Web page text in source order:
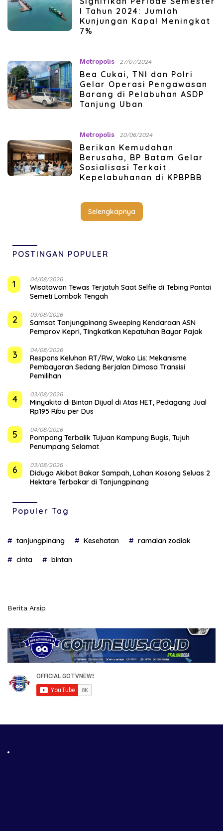
I Tahun 2024: Jumlah
Kunjungan Kapal Meningkat
7%
Metropolis 27/07/2024
Bea Cukai, TNI dan Polri
Gelar Operasi Pengawasan
Barang di Pelabuhan ASDP
Tanjung Uban
Metropolis 20/06/2024
Berikan Kemudahan
Berusaha, BP Batam Gelar
Sosialisasi Terkait
Kepelabuhanan di KPBPBB
Selengkapnya
POSTINGAN POPULER
1 04/08/2026
Wisatawan Tewas Terjatuh Saat Selfie di Tebing Pantai
Semeti Lombok Tengah
2 03/08/2026
Samsat Tanjungpinang Sweeping Kendaraan ASN
Pemprov Kepri, Tingkatkan Kepatuhan Bayar Pajak
3 04/08/2026
‎Respons Keluhan RT/RW, Wako Lis: Mekanisme
Pembayaran Sedang Berjalan Dimasa Transisi
Pemilihan
4 03/08/2026
Minyakita di Bintan Dijual di Atas HET, Pedagang Jual
Rp195 Ribu per Dus
5 04/08/2026
Pompong Terbalik Tujuan Kampung Bugis, Tujuh
Penumpang Selamat
6 03/08/2026
Diduga Akibat Bakar Sampah, Lahan Kosong Seluas 2
Hektare Terbakar di Tanjungpinang
Populer Tag
tanjungpinang Kesehatan ramalan zodiak
cinta bintan
Berita Arsip